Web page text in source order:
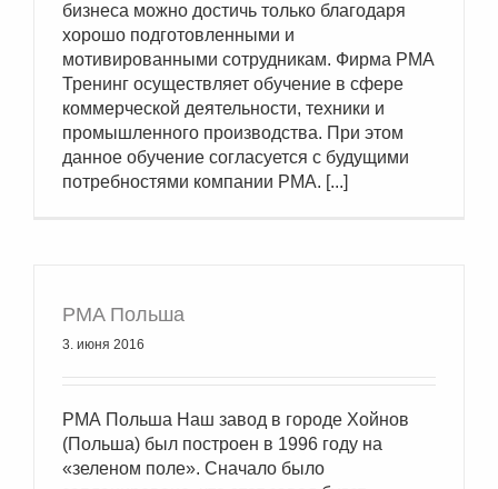
бизнеса можно достичь только благодаря
хорошо подготовленными и
мотивированными сотрудникам. Фирма РМА
Тренинг осуществляет обучение в сфере
коммерческой деятельности, техники и
промышленного производства. При этом
данное обучение согласуется с будущими
потребностями компании РМА. [...]
РМА Польша
3. июня 2016
РМА Польша Наш завод в городе Хойнов
(Польша) был построен в 1996 году на
«зеленом поле». Сначало было